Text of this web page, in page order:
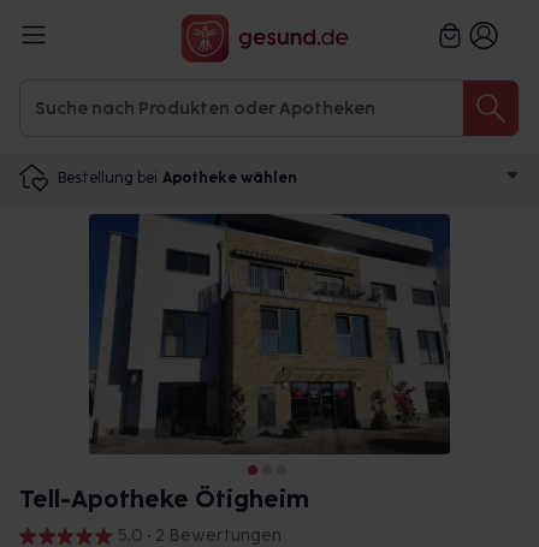
Bestellung bei Apotheke wählen
Tell-Apotheke Ötigheim
5,0 • 2 Bewertungen